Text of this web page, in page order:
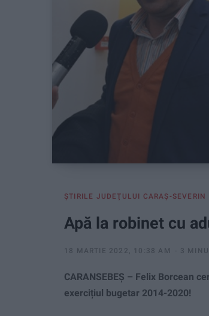
ŞTIRILE JUDEŢULUI CARAŞ-SEVERIN
Apă la robinet cu
18 MARTIE 2022, 10:38 AM 3
CARANSEBEȘ – Felix Borcean
exercițiul bugetar 2014-2020!